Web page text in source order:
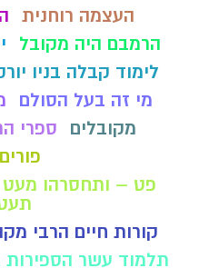
העצמה רוחנית
הרמבם היה מקובל
לימוד קבלה בניו
מי זה בעל הסולם
מקובלים
ספרי
פורים 2015
פט – ותחסרהו מעט
קורות חיים הרבי
תלמוד עשר